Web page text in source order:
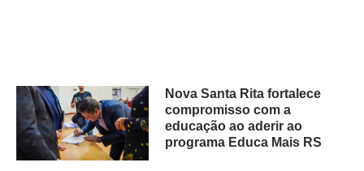
Nova Santa Rita fortalece
compromisso com a
educação ao aderir ao
programa Educa Mais RS